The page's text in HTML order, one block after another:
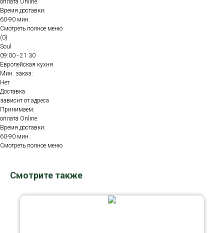
оплата Online
Время доставки:
60-90 мин.
Смотреть полное меню
(0)
Soul
09:00 - 21:30
Европейская кухня
Мин. заказ:
Нет
Доставка:
зависит от адреса
Принимаем:
оплата Online
Время доставки:
60-90 мин.
Смотреть полное меню
Смотрите также